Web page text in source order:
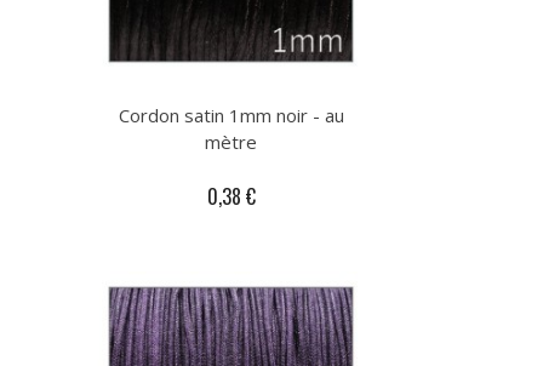
Cordon satin 1mm noir - au
mètre
0,38 €